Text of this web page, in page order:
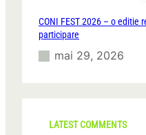
CONI FEST 2026 – o editie
participare
mai 29, 2026
LATEST COMMENTS